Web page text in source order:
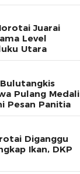
Juarai
Level
Utara
Pulang Medali
Pesan Panitia
Diganggu
Ikan, DKP